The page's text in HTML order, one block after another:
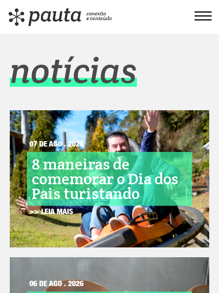
notícias
07 DE AGO . 2026
8 maneiras de
comemorar o Dia dos
Pais turistando
>> LEIA MAIS
06 DE AGO . 2026